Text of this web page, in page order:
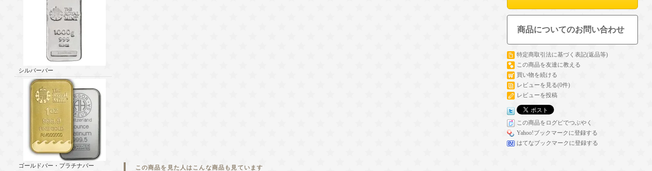
シルバーバー
ゴールドバー・プラチナバー
商品についてのお問い合わせ
特定商取引法に基づく表記(返品等)
この商品を友達に教える
買い物を続ける
レビューを見る(0件)
レビューを投稿
この商品をログピでつぶやく
Yahoo!ブックマークに登録する
はてなブックマークに登録する
この商品を見た人はこんな商品も見ています